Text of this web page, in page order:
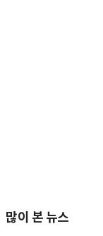
많이 본 뉴스